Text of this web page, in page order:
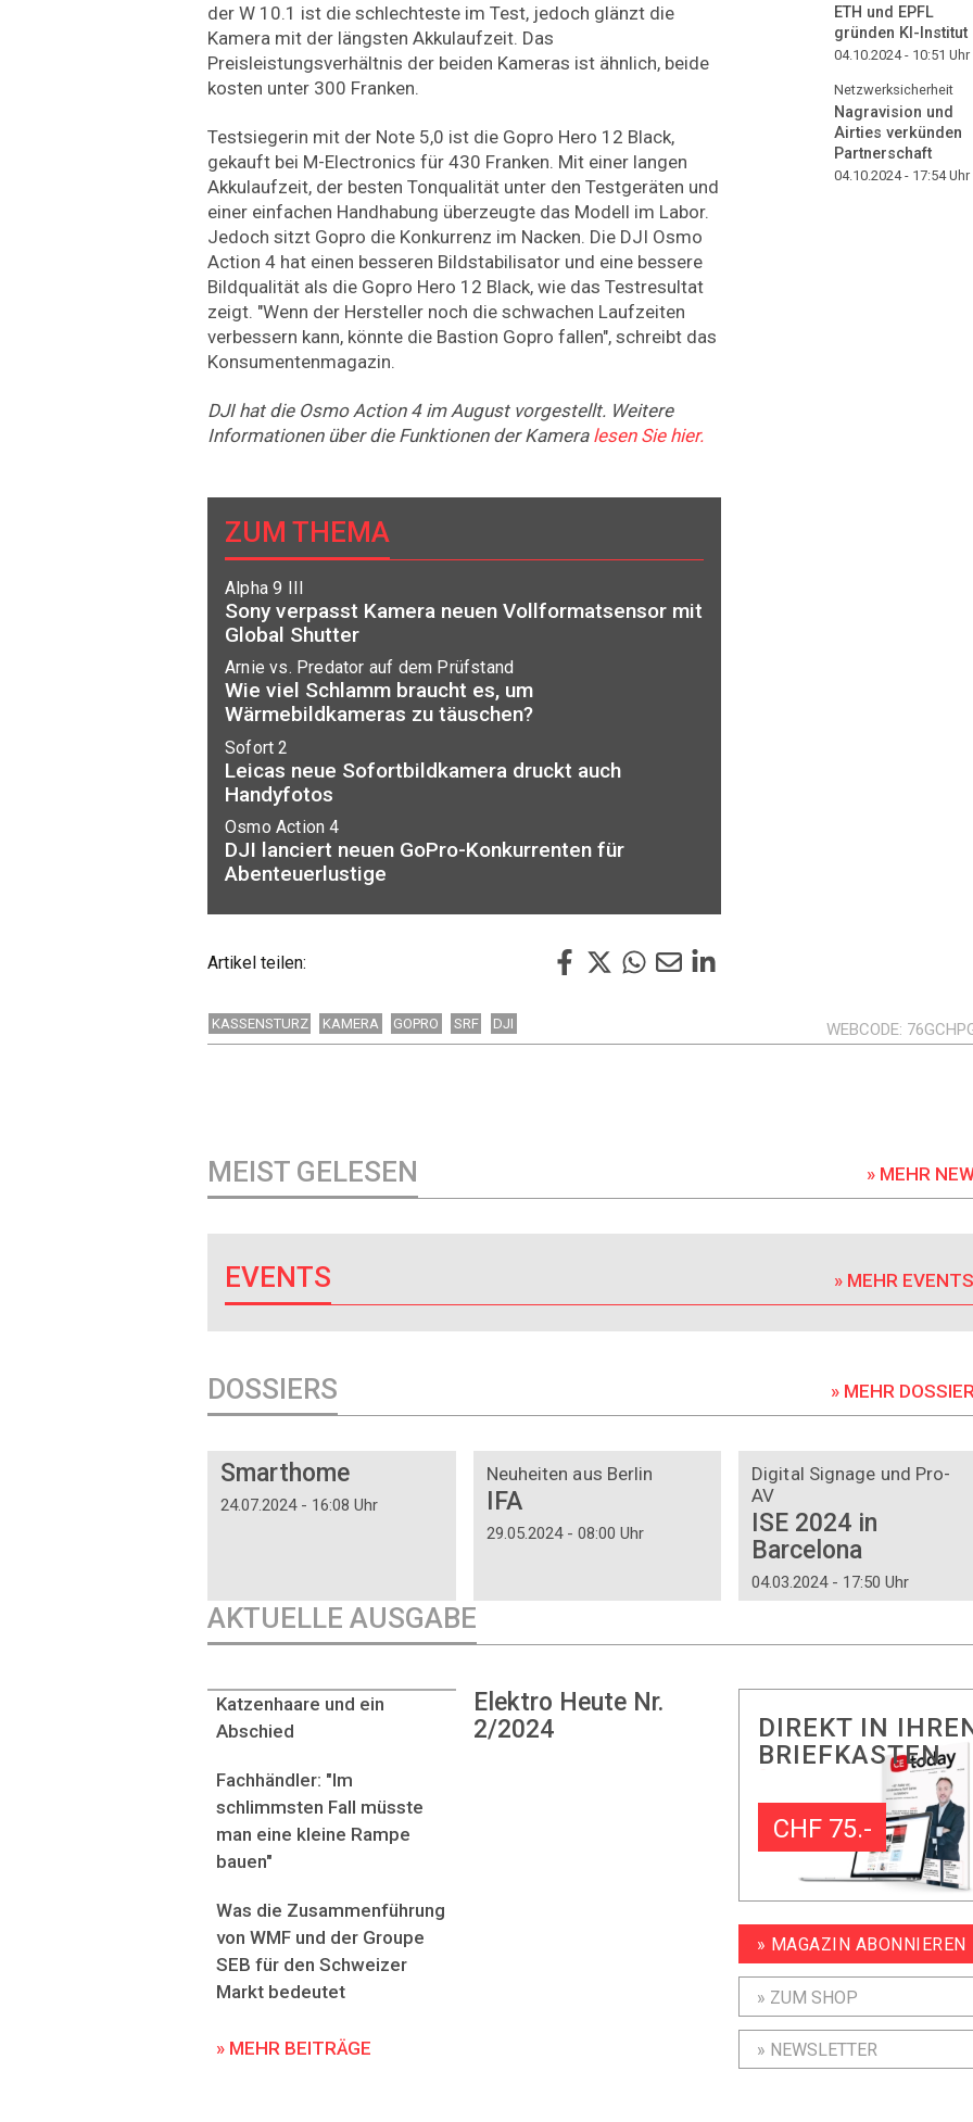
der W 10.1 ist die schlechteste im Test, jedoch glänzt die
Kamera mit der längsten Akkulaufzeit. Das
Preisleistungsverhältnis der beiden Kameras ist ähnlich, beide
kosten unter 300 Franken.
Testsiegerin mit der Note 5,0 ist die Gopro Hero 12 Black,
gekauft bei M-Electronics für 430 Franken. Mit einer langen
Akkulaufzeit, der besten Tonqualität unter den Testgeräten und
einer einfachen Handhabung überzeugte das Modell im Labor.
Jedoch sitzt Gopro die Konkurrenz im Nacken. Die DJI Osmo
Action 4 hat einen besseren Bildstabilisator und eine bessere
Bildqualität als die Gopro Hero 12 Black, wie das Testresultat
zeigt. "Wenn der Hersteller noch die schwachen Laufzeiten
verbessern kann, könnte die Bastion Gopro fallen", schreibt das
Konsumentenmagazin.
DJI hat die Osmo Action 4 im August vorgestellt. Weitere
Informationen über die Funktionen der Kamera lesen Sie hier.
ZUM THEMA
Alpha 9 III
Sony verpasst Kamera neuen Vollformatsensor mit
Global Shutter
Arnie vs. Predator auf dem Prüfstand
Wie viel Schlamm braucht es, um
Wärmebildkameras zu täuschen?
Sofort 2
Leicas neue Sofortbildkamera druckt auch
Handyfotos
Osmo Action 4
DJI lanciert neuen GoPro-Konkurrenten für
Abenteuerlustige
Artikel teilen:
ETH und EPFL
gründen KI-Institut
04.10.2024 - 10:51 Uhr
Netzwerksicherheit
Nagravision und
Airties verkünden
Partnerschaft
04.10.2024 - 17:54Uhr
KASSENSTURZ KAMERA GOPRO SRF DJI WEBCODE
MEIST GELESEN » MEHR
EVENTS » MEHR
DOSSIERS » MEHR
Smarthome
24.07.2024 - 16:08 Uhr
Neuheiten aus Berlin
IFA
29.05.2024 - 08:00 Uhr
Digital Signage und Pro-
AV
ISE 2024 in
Barcelona
04.03.2024 - 17:50 Uhr
AKTUELLE AUSGABE
Elektro Heute Nr.
2/2024
Katzenhaare und ein
Abschied
Fachhändler: "Im
schlimmsten Fall müsste
man eine kleine Rampe
bauen"
Was die Zusammenführung
von WMF und der Groupe
SEB für den Schweizer
Markt bedeutet
» MEHR BEITRÄGE
DIREKT IN
BRIEFKASTEN
CHF 75.-
» MAGAZIN ABONNIEREN
» ZUM SHOP
» NEWSLETTER